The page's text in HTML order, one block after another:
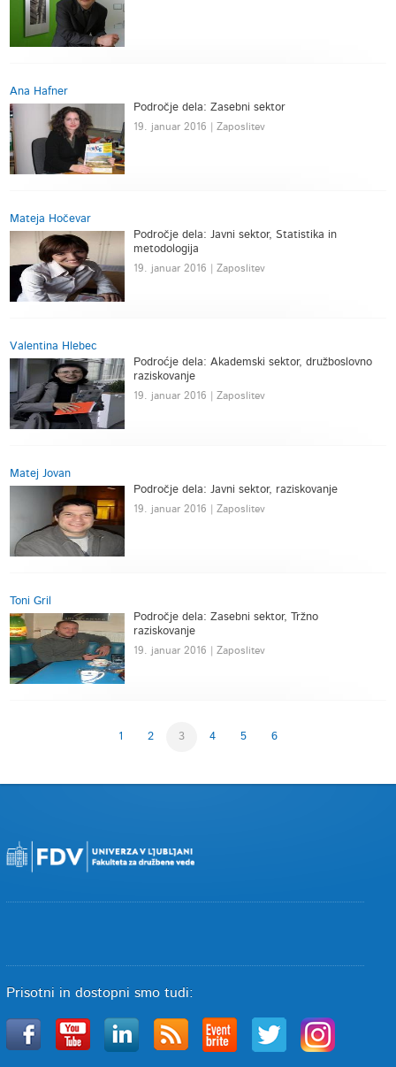
Ana Hafner
Področje dela: Zasebni sektor
19. januar 2016 | Zaposlitev
Mateja Hočevar
Področje dela: Javni sektor, Statistika in
metodologija
19. januar 2016 | Zaposlitev
Valentina Hlebec
Podroćje dela: Akademski sektor, družboslovno
raziskovanje
19. januar 2016 | Zaposlitev
Matej Jovan
Področje dela: Javni sektor, raziskovanje
19. januar 2016 | Zaposlitev
Toni Gril
Področje dela: Zasebni sektor, Tržno
raziskovanje
19. januar 2016 | Zaposlitev
1 2 3 4 5 6
Prisotni in dostopni smo tudi: